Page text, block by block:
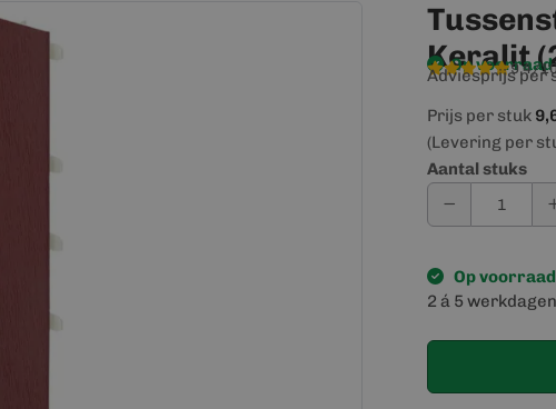
Keralit
Op voorraad
9,4/
Adviesprijs per
Prijs per stuk
(Levering per
Aantal stuks
Op voorraad
2 á 5